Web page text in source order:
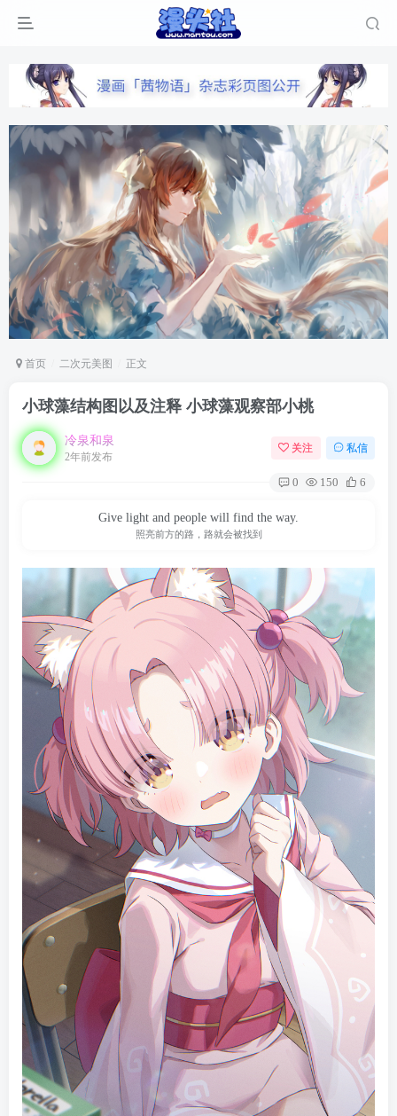
首页 二次元美图 正文
小球藻结构图以及注释 小球藻观察部小桃
冷泉和泉
2年前发布
关注 私信
0 150 6
Give light and people will find the way.
照亮前方的路，路就会被找到